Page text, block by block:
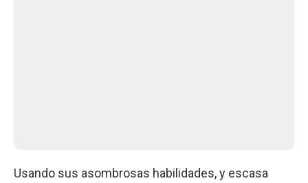
Usando sus asombrosas habilidades, y escasa